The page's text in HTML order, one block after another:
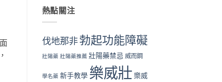
熱點關注
伐地那非 勃起功能障礙
壯陽藥 壯陽藥推薦 壯陽藥禁忌 威而鋼
學名藥 新手教學 樂威壯 樂威